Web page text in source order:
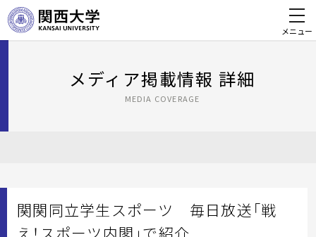
メニュー
メディア掲載情報 詳細
MEDIA COVERAGE
関関同立学生スポーツ 毎日放送「戦